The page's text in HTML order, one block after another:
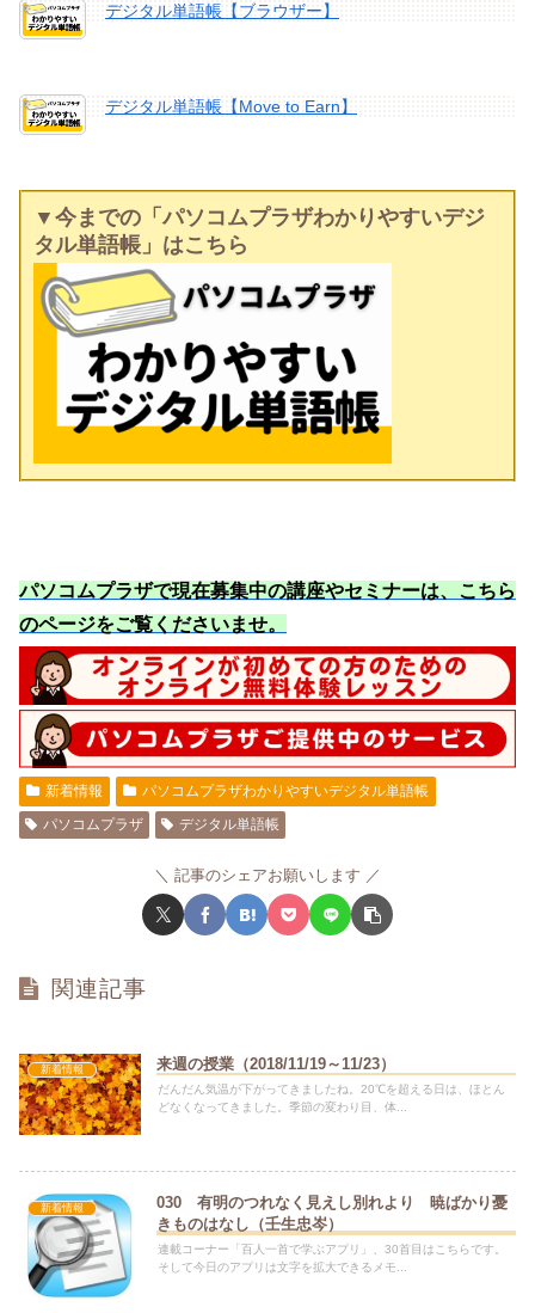
デジタル単語帳【ブラウザー】
デジタル単語帳【Move to Earn】
▼今までの「パソコムプラザわかりやすいデジ
タル単語帳」はこちら
パソコムプラザで現在募集中の講座やセミナーは、こちら
のページをご覧くださいませ。
新着情報
パソコムプラザわかりやすいデジタル単語帳
パソコムプラザ
デジタル単語帳
記事のシェアお願いします
関連記事
新着情報 来週の授業（2018/11/19～11/23）
だんだん気温が下がってきましたね。20℃を超える日は、ほとん
どなくなってきました。季節の変わり目、体...
新着情報
030 有明のつれなく見えし別れより 暁ばかり憂
きものはなし（壬生忠岑）
連載コーナー「百人一首で学ぶアプリ」、30首目はこちらです。
そして今日のアプリは文字を拡大できるメモ...